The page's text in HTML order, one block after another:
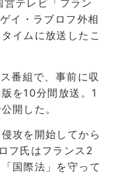
営テレビ「フラン
イ・ラブロフ外相
イムに放送したこ
番組で、事前に収
を10分間放送。1
開した。
攻を開始してから
フ氏はフランス2
国際法」を守って